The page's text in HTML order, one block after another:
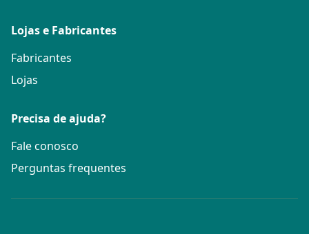
Lojas e Fabricantes
Fabricantes
Lojas
Precisa de ajuda?
Fale conosco
Perguntas frequentes